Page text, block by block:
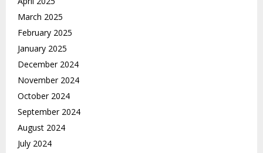
March 2025
February 2025
January 2025
December 2024
November 2024
October 2024
September 2024
August 2024
July 2024